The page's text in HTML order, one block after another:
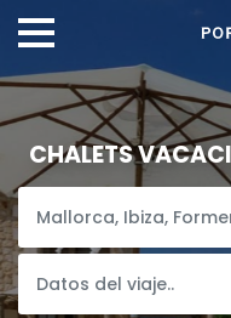
CHALETS